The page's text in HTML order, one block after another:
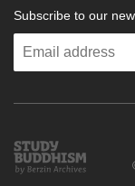
Subscribe to our
Enter
Study
Buddhism